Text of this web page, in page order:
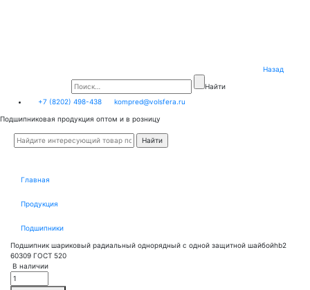
Назад
Найти
+7 (8202) 498-438
kompred@volsfera.ru
Подшипниковая продукция оптом и в розницу
Главная
Продукция
Подшипники
Подшипник шариковый радиальный однорядный с одной защитной шайбойhb2
60309 ГОСТ 520
В наличии